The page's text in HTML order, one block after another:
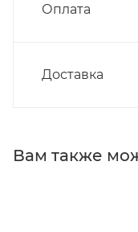
Оплата
Доставка
Вам также